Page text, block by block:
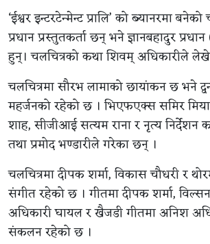
‘ईश्वर इन्टरटेन्मेन्ट प्रालि’ को ब्यानरमा बनेको
प्रधान प्रस्तुतकर्ता छन् भने ज्ञानबहादुर प्रधान
हुन्। चलचित्रको कथा शिवम् अधिकारीले
चलचित्रमा सौरभ लामाको छायांकन छ भने
महर्जनको रहेको छ । भिएफएक्स समिर
शाह, सीजीआई सत्यम राना र नृत्य निर्देशन
तथा प्रमोद भण्डारीले गरेका छन् ।
चलचित्रमा दीपक शर्मा, विकास चौधरी र
संगीत रहेको छ । गीतमा दीपक शर्मा,
अधिकारी घायल र खैजडी गीतमा अनिश
संकलन रहेको छ ।